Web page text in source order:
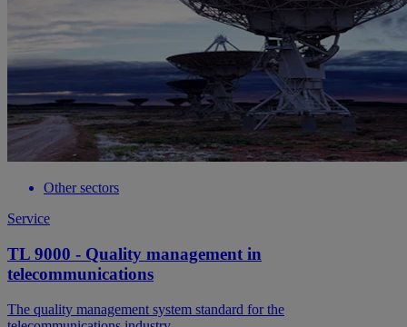
Other sectors
Service
TL 9000 - Quality management in
telecommunications
The quality management system standard for the